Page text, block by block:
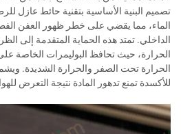
تصميم البنية الأساسية بتقنية حائط عازل
الماء، مما يقضي على خطر ظهور العفن
الداخلي. تمتد هذه الحماية المتقدمة إلى
الحرارة، حيث تحافظ البوليمرات الخاصة
الحرارة تحت الصفر والحرارة الشديدة.
للأكسدة تمنع تدهور المادة نتيجة التعرض